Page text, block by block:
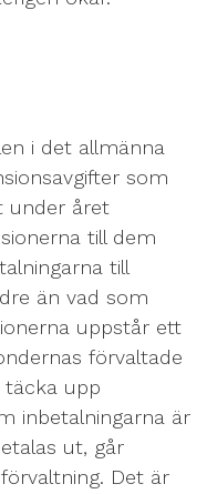
i det allmänna
som
under året
till dem
till
än vad som
uppstår ett
förvaltade
upp
inbetalningarna är
ut, går
Det är